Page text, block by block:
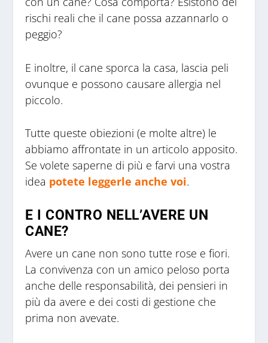
rischi reali che il cane possa azzannarlo o
peggio?
E inoltre, il cane sporca la casa, lascia peli
ovunque e possono causare allergia nel
piccolo.
Tutte queste obiezioni (e molte altre) le
abbiamo affrontate in un articolo apposito.
Se volete saperne di più e farvi una vostra
idea potete leggerle anche voi.
E I CONTRO NELL’AVERE UN
CANE?
Avere un cane non sono tutte rose e fiori.
La convivenza con un amico peloso porta
anche delle responsabilità, dei pensieri in
più da avere e dei costi di gestione che
prima non avevate.